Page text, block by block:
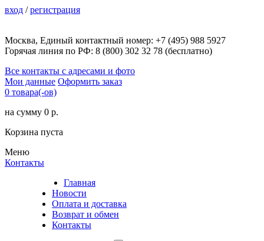
вход /регистрация
Москва, Единый контактный номер: +7 (495) 988 5927
Горячая линия по РФ: 8 (800) 302 32 78 (бесплатно)
Все контакты с адресами и фото
Мои данные Оформить заказ
0 товара(-ов)
на сумму 0 р.
Корзина пуста
Меню
Контакты
Главная
Новости
Оплата и доставка
Возврат и обмен
Контакты